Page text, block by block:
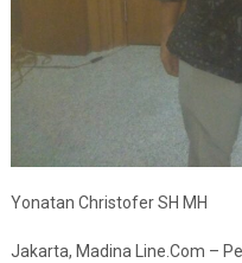
Yonatan Christofer SH MH
Jakarta, Madina Line.Com –